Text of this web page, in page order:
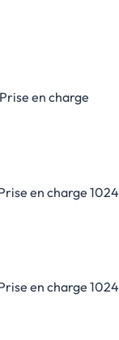
en charge
en charge 1024
en charge 1024